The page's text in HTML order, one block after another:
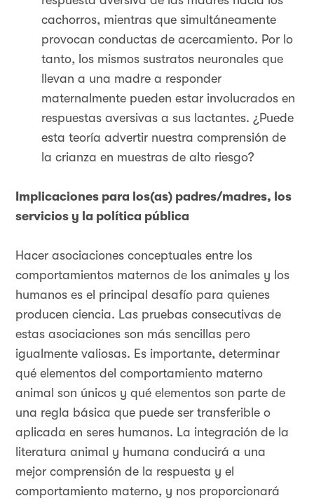
cachorros, mientras que simultáneamente
provocan conductas de acercamiento. Por lo
tanto, los mismos sustratos neuronales que
llevan a una madre a responder
maternalmente pueden estar involucrados en
respuestas aversivas a sus lactantes. ¿Puede
esta teoría advertir nuestra comprensión de
la crianza en muestras de alto riesgo?
Implicaciones para los(as) padres/madres, los
servicios y la política pública
Hacer asociaciones conceptuales entre los
comportamientos maternos de los animales y los
humanos es el principal desafío para quienes
producen ciencia. Las pruebas consecutivas de
estas asociaciones son más sencillas pero
igualmente valiosas. Es importante, determinar
qué elementos del comportamiento materno
animal son únicos y qué elementos son parte de
una regla básica que puede ser transferible o
aplicada en seres humanos. La integración de la
literatura animal y humana conducirá a una
mejor comprensión de la respuesta y el
comportamiento materno, y nos proporcionará